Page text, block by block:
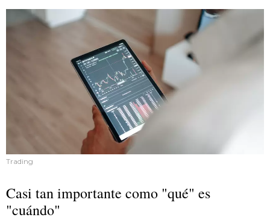
Trading
Casi tan importante como "qué" es
"cuándo"